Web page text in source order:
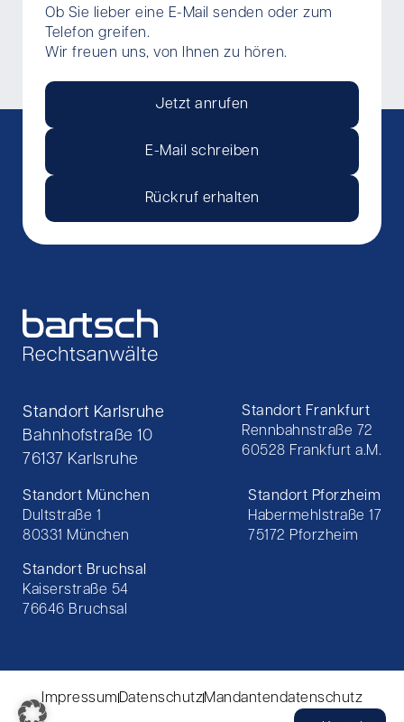
Ob Sie lieber eine E-Mail senden oder zum
Telefon greifen.
Wir freuen uns, von Ihnen zu hören.
Jetzt anrufen
E-Mail schreiben
Rückruf erhalten
Standort Karlsruhe
Bahnhofstraße 10
76137 Karlsruhe
Standort Frankfurt
Rennbahnstraße 72
60528 Frankfurt a.M.
Standort München
Dultstraße 1
80331 München
Standort Pforzheim
Habermehlstraße 17
75172 Pforzheim
Standort Bruchsal
Kaiserstraße 54
76646 Bruchsal
Impressum DatenschutzMandantendatenschutz